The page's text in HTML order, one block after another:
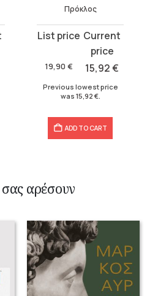
Πρόκλος
19,90 €
Original
was:
19,90 €.
15,92€
Current
is:
15,92 €.
Previous lowest price
was 15,92 €.
ADD TO CART
αρέσουν